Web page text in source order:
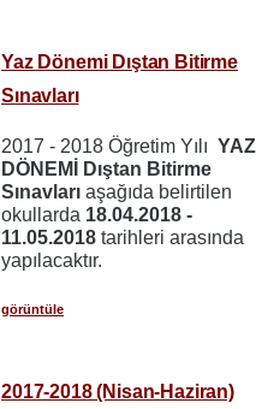
Yaz Dönemi Dıştan Bitirme
Sınavları
2017 - 2018 Öğretim Yılı YAZ
DÖNEMİ Dıştan Bitirme
Sınavları aşağıda belirtilen
okullarda 18.04.2018 -
11.05.2018 tarihleri arasında
yapılacaktır.
görüntüle
2017-2018 (Nisan-Haziran)